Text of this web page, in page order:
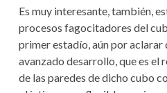
Es muy interesante, también,
procesos fagocitadores del
primer estadío, aún por aclarar
avanzado desarrollo, que es el
de las paredes de dicho cubo